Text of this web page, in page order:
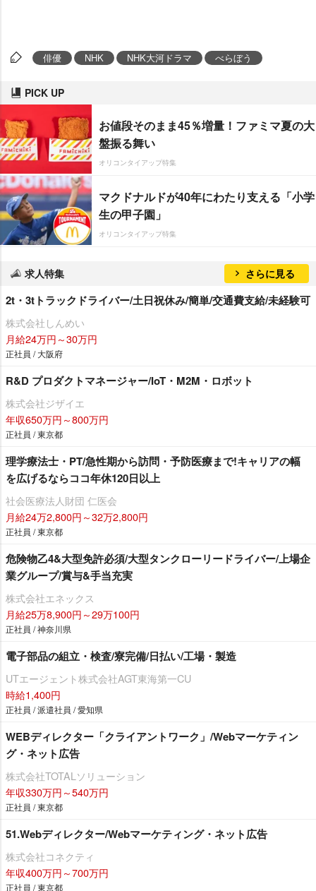
俳優 NHK NHK大河ドラマ べらぼう
PICK UP
お値段そのまま45％増量！ファミマ夏の大
盤振る舞い
オリコンタイアップ特集
マクドナルドが40年にわたり支える「小学
生の甲子園」
オリコンタイアップ特集
求人特集 さらに見る
2t・3tトラックドライバー/土日祝休み/簡単/交通費支給/未経験可
株式会社しんめい
月給24万円～30万円
正社員 / 大阪府
R&D プロダクトマネージャー/IoT・M2M・ロボット
株式会社ジザイエ
年収650万円～800万円
正社員 / 東京都
理学療法士・PT/急性期から訪問・予防医療まで!キャリアの幅
を広げるならココ年休120日以上
社会医療法人財団 仁医会
月給24万2,800円～32万2,800円
正社員 / 東京都
危険物乙4&大型免許必須/大型タンクローリードライバー/上場企
業グループ/賞与&手当充実
株式会社エネックス
月給25万8,900円～29万100円
正社員 / 神奈川県
電子部品の組立・検査/寮完備/日払い/工場・製造
UTエージェント株式会社AGT東海第一CU
時給1,400円
正社員 / 派遣社員 / 愛知県
WEBディレクター「クライアントワーク」/Webマーケティン
グ・ネット広告
株式会社TOTALソリューション
年収330万円～540万円
正社員 / 東京都
51.Webディレクター/Webマーケティング・ネット広告
株式会社コネクティ
年収400万円～700万円
正社員 / 東京都